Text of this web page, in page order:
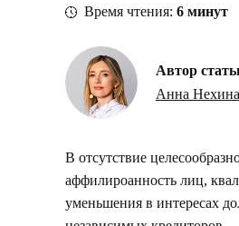
Время чтения: 6 минут
Автор
Анна
В отсутствие
аффилироанность лиц,
уменьшения в интересах